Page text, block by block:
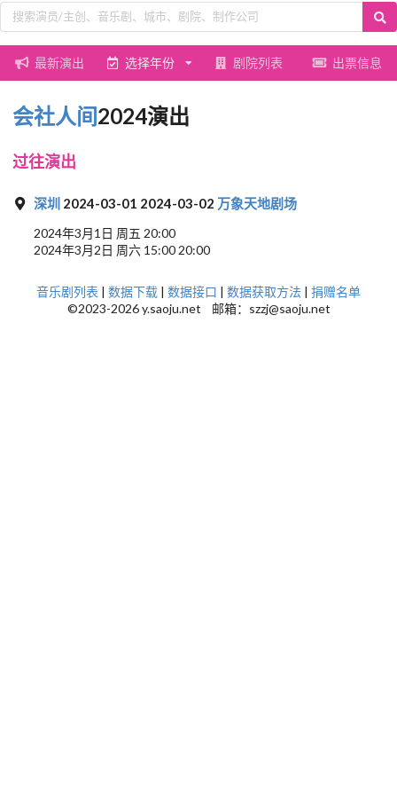
最新演出 选择年份 剧院列表 出票信息
会社人间2024演出
过往演出
深圳 2024-03-01 2024-03-02 万象天地剧场
2024年3月1日 周五 20:00
2024年3月2日 周六 15:00 20:00
音乐剧列表 | 数据下载 | 数据接口 | 数据获取方法 | 捐赠名单
©2023-2026 y.saoju.net 邮箱：szzj@saoju.net